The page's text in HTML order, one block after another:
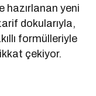
hazırlanan yeni
dokularıyla,
formülleriyle
çekiyor.